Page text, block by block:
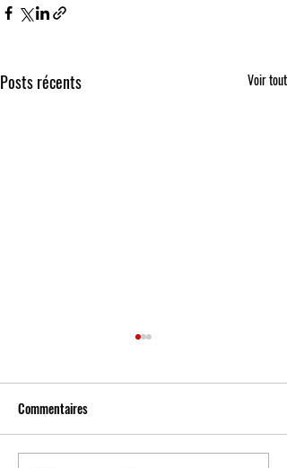
Posts récents Voir tout
Commentaires